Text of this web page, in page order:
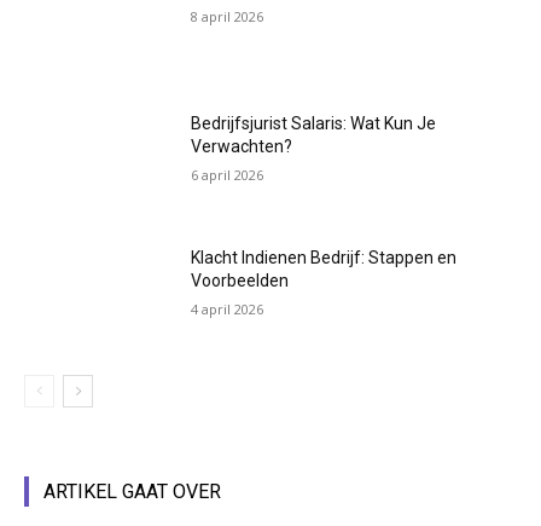
8 april 2026
Bedrijfsjurist Salaris: Wat Kun Je
Verwachten?
6 april 2026
Klacht Indienen Bedrijf: Stappen en
Voorbeelden
4 april 2026
ARTIKEL GAAT OVER